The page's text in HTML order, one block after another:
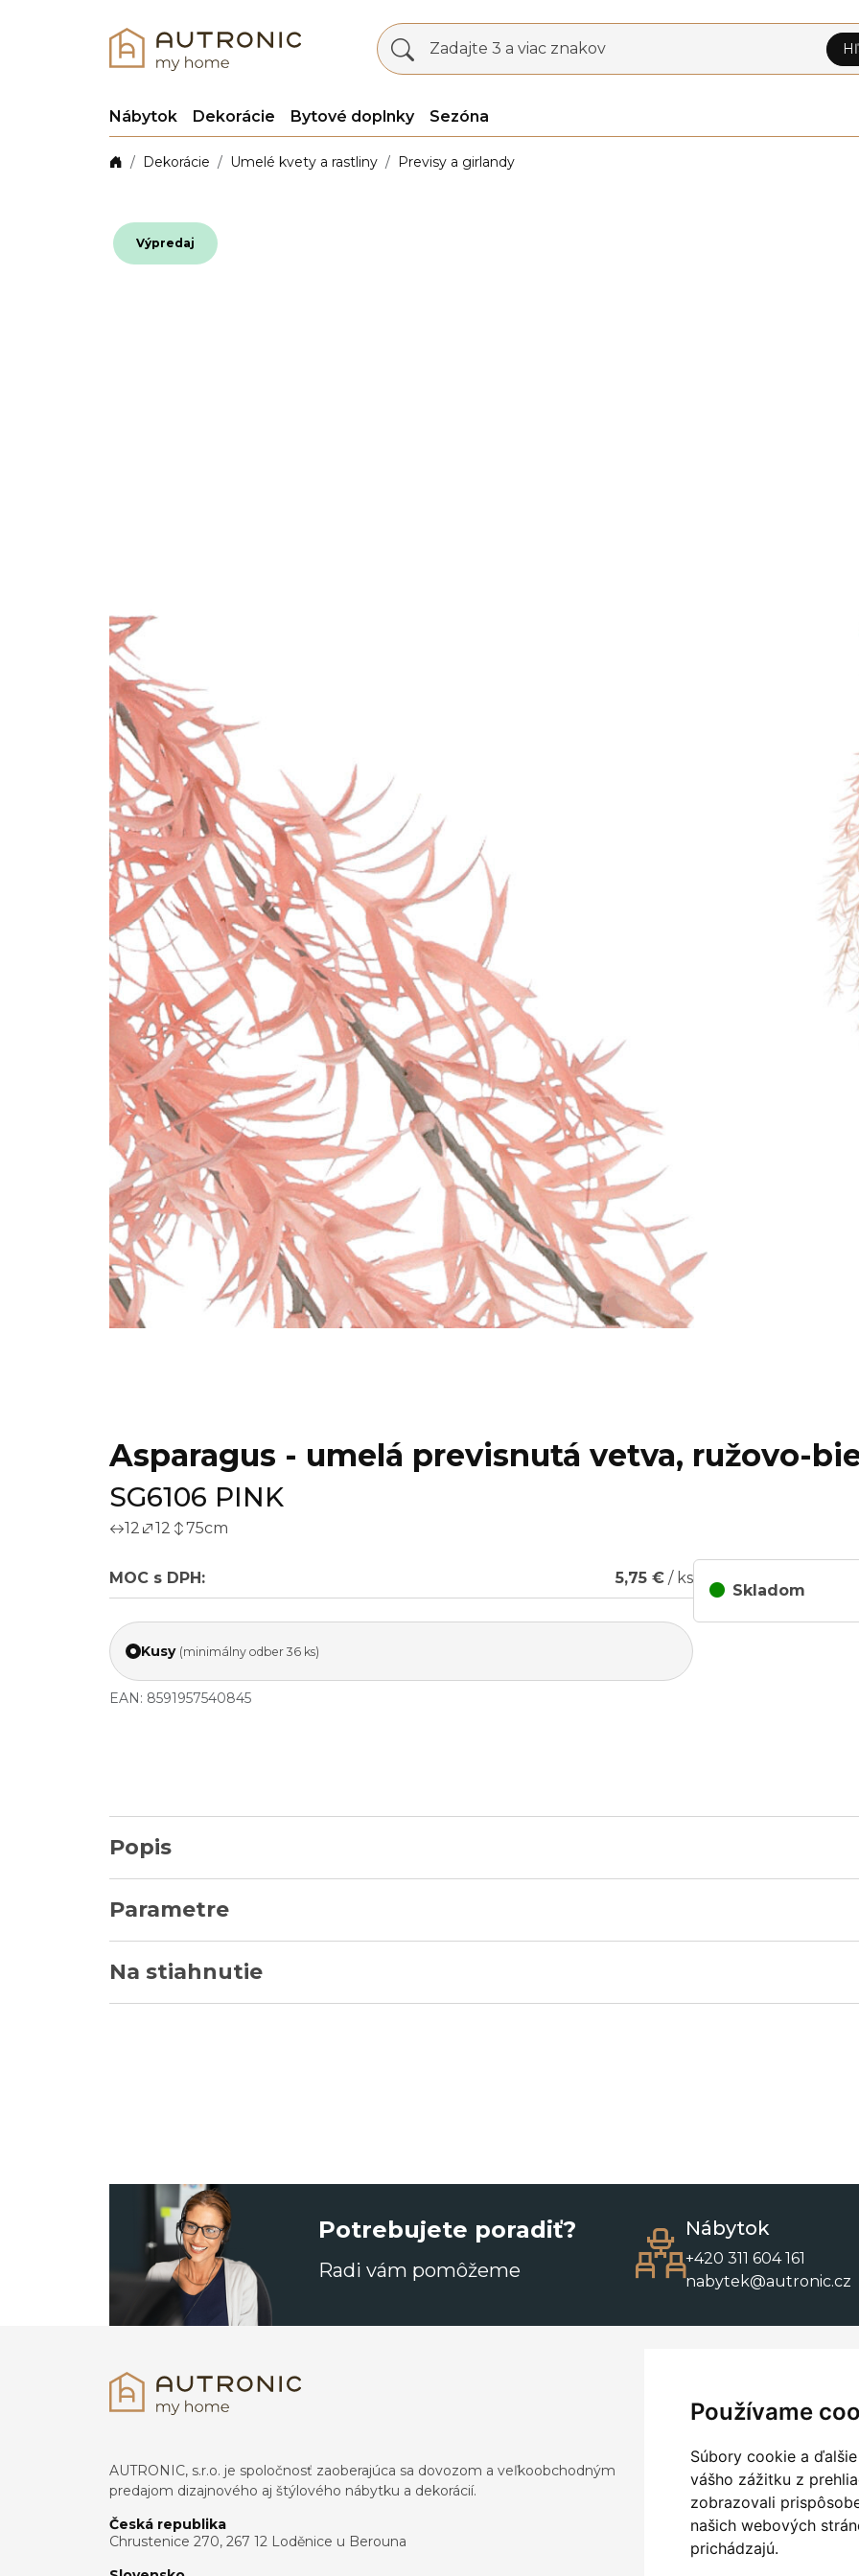
Používame
Súbory cookie a
vášho zážitku z
zobrazovali
našich webových
prichádzajú.
Zadajte 3 a viac znakov
Nábytok Dekorácie Bytové doplnky Sezóna
Dekorácie Umelé kvety a rastliny Previsy a girlandy
Výpredaj
Asparagus - umelá previsnutá vetva, ružovo-
SG6106 PINK
12 12 75cm
MOC s DPH: 5,75 € / ks
Kusy (minimálny odber 36 ks)
EAN: 8591957540845
Skladom
Popis
Parametre
Na stiahnutie
Potrebujete poradiť?
Radi vám pomôžeme
Nábytok
+420 311 604 161
nabytek@autronic.cz
AUTRONIC, s.r.o. je spoločnosť zaoberajúca sa dovozom a veľkoobchodným
predajom dizajnového aj štýlového nábytku a dekorácií.
Česká republika
Chrustenice 270, 267 12 Loděnice u Berouna